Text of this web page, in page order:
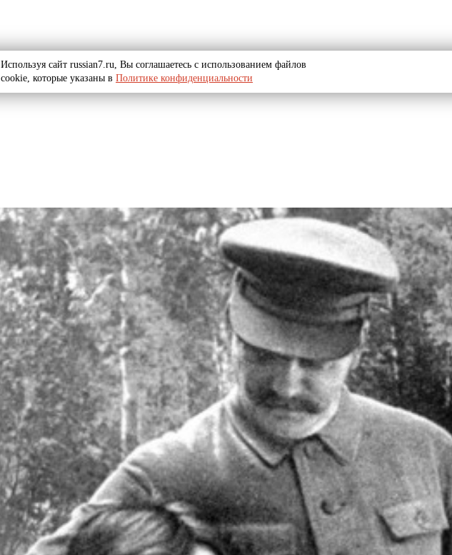
Используя сайт russian7.ru, Вы соглашаетесь с использованием файлов
cookie, которые указаны в Политике конфиденциальности